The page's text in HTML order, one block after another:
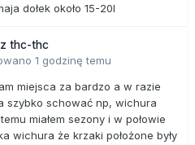
dołek około 15-20l
z thc-thc
1 godzinę temu
miejsca za bardzo a w razie
szybko schować np, wichura
miałem sezony i w połowie
wichura że krzaki położone były